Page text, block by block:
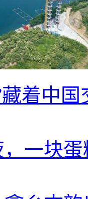
着中
一块